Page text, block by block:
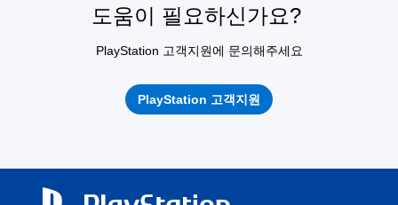
도움이 필요하신가요?
PlayStation 고객지원에 문의해주세요
PlayStation 고객지원